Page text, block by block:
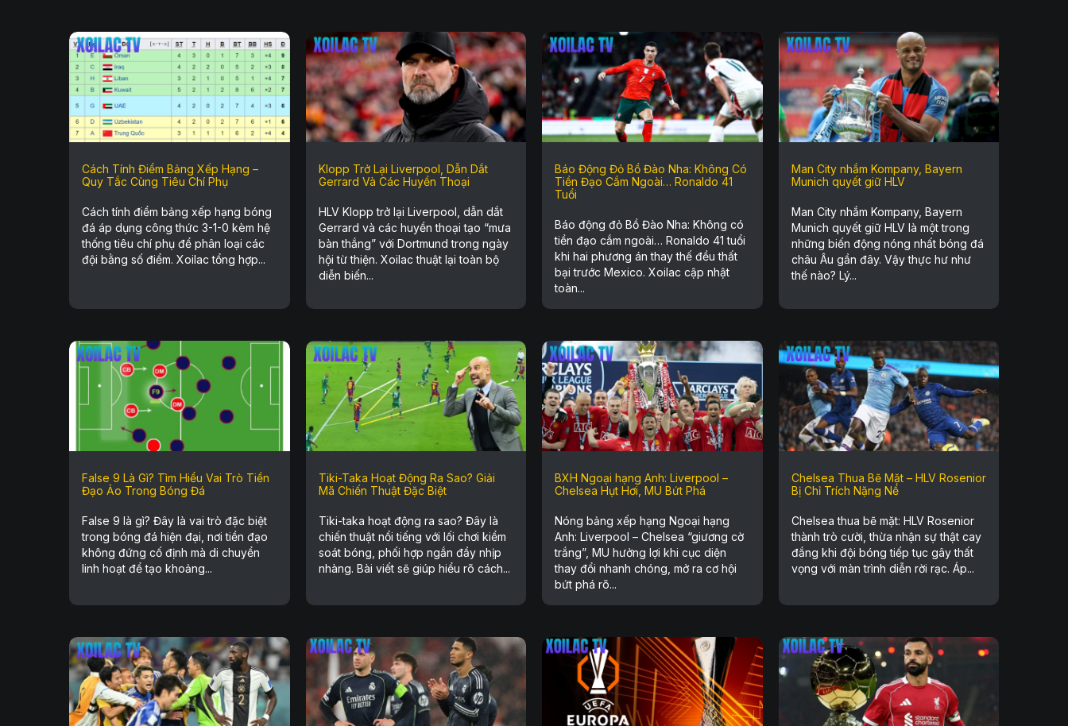
Cách Tính Điểm Bảng Xếp Hạng –
Quy Tắc Cùng Tiêu Chí Phụ
Cách tính điểm bảng xếp hạng bóng
đá áp dụng công thức 3-1-0 kèm hệ
thống tiêu chí phụ để phân loại các
đội bằng số điểm. Xoilac tổng hợp...
Klopp Trở Lại Liverpool, Dẫn Dắt
Gerrard Và Các Huyền Thoại
HLV Klopp trở lại Liverpool, dẫn dắt
Gerrard và các huyền thoại tạo “mưa
bàn thắng” với Dortmund trong ngày
hội từ thiện. Xoilac thuật lại toàn bộ
diễn biến...
Báo Động Đỏ Bồ Đào Nha: Không Có
Tiền Đạo Cắm Ngoài… Ronaldo 41
Tuổi
Báo động đỏ Bồ Đào Nha: Không có
tiền đạo cắm ngoài… Ronaldo 41 tuổi
khi hai phương án thay thế đều thất
bại trước Mexico. Xoilac cập nhật
toàn...
Man City nhắm Kompany, Bayern
Munich quyết giữ HLV
Man City nhắm Kompany, Bayern
Munich quyết giữ HLV là một trong
những biến động nóng nhất bóng đá
châu Âu gần đây. Vậy thực hư như
thế nào? Lý...
False 9 Là Gì? Tìm Hiểu Vai Trò Tiền
Đạo Ảo Trong Bóng Đá
False 9 là gì? Đây là vai trò đặc biệt
trong bóng đá hiện đại, nơi tiền đạo
không đứng cố định mà di chuyển
linh hoạt để tạo khoảng...
Tiki-Taka Hoạt Động Ra Sao? Giải
Mã Chiến Thuật Đặc Biệt
Tiki-taka hoạt động ra sao? Đây là
chiến thuật nổi tiếng với lối chơi kiểm
soát bóng, phối hợp ngắn đầy nhịp
nhàng. Bài viết sẽ giúp hiểu rõ cách...
BXH Ngoại hạng Anh: Liverpool –
Chelsea Hụt Hơi, MU Bứt Phá
Nóng bảng xếp hạng Ngoại hạng
Anh: Liverpool – Chelsea “giương cờ
trắng”, MU hưởng lợi khi cục diện
thay đổi nhanh chóng, mở ra cơ hội
bứt phá rõ...
Chelsea Thua Bẽ Mặt – HLV Rosenior
Bị Chỉ Trích Nặng Nề
Chelsea thua bẽ mặt: HLV Rosenior
thành trò cười, thừa nhận sự thật cay
đắng khi đội bóng tiếp tục gây thất
vọng với màn trình diễn rời rạc. Áp...